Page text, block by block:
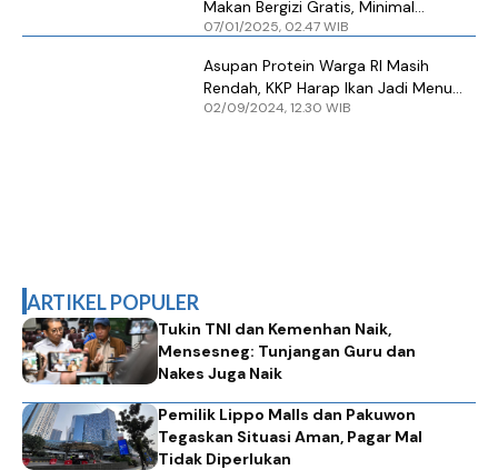
Makan Bergizi Gratis, Minimal
Seminggu Sekali
07/01/2025, 02.47 WIB
Asupan Protein Warga RI Masih
Rendah, KKP Harap Ikan Jadi Menu
Program Makan Bergizi Gratis
02/09/2024, 12.30 WIB
ARTIKEL POPULER
Tukin TNI dan Kemenhan Naik,
Mensesneg: Tunjangan Guru dan
Nakes Juga Naik
Pemilik Lippo Malls dan Pakuwon
Tegaskan Situasi Aman, Pagar Mal
Tidak Diperlukan